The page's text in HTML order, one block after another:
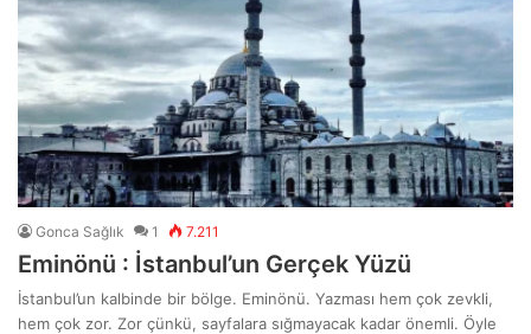
Gonca Sağlık 1 7.211
Eminönü : İstanbul’un Gerçek Yüzü
İstanbul’un kalbinde bir bölge. Eminönü. Yazması hem çok zevkli,
hem çok zor. Zor çünkü, sayfalara sığmayacak kadar önemli. Öyle